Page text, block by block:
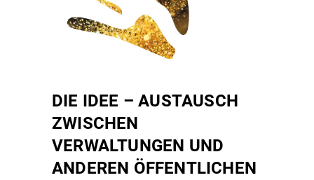
DIE IDEE – AUSTAUSCH
ZWISCHEN
VERWALTUNGEN UND
ANDEREN ÖFFENTLICHEN